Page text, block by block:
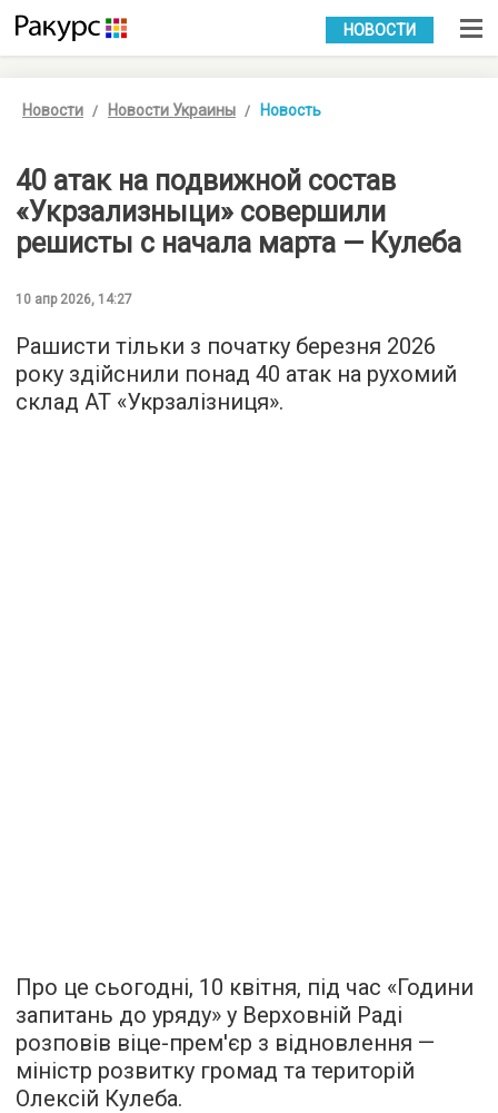
УКР РУС
НОВОСТИ
Новости Новости Украины Новость
40 атак на подвижной состав
«Укрзализныци» совершили
решисты с начала марта — Кулеба
10 апр 2026, 14:27
Рашисти тільки з початку березня 2026
року здійснили понад 40 атак на рухомий
склад АТ «Укрзалізниця».
Про це сьогодні, 10 квітня, під час «Години
запитань до уряду» у Верховній Раді
розповів віце-прем'єр з відновлення —
міністр розвитку громад та територій
Олексій Кулеба.